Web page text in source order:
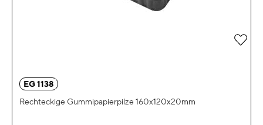
EG 1138
Rechteckige Gummipapierpilze 160x120x20mm
Zur